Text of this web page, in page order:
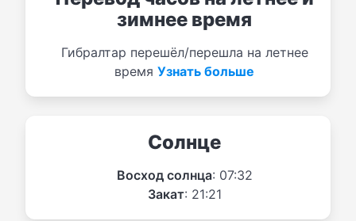
зимнее время
Гибралтар перешёл/перешла на летнее
время Узнать больше
Солнце
Восход солнца: 07:32
Закат: 21:21